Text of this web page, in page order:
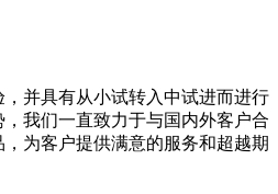
并具有从小试转入中试进而进行
我们一直致力于与国内外客户合
为客户提供满意的服务和超越期